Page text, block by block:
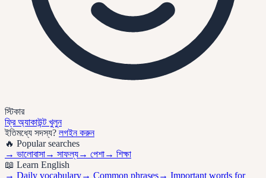
স্টিকার
ফ্রি অ্যাকাউন্ট খুলুন
ইতিমধ্যে সদস্য? লগইন করুন
🔥 Popular searches
→ ভালোবাসা→ সাফল্য→ পেশা→ শিক্ষা
📖 Learn English
→ Daily vocabulary→ Common phrases→ Important words for